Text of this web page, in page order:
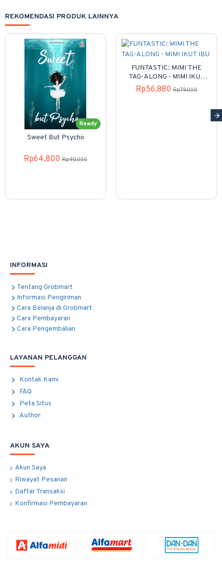
REKOMENDASI PRODUK LAINNYA
Ready
Sweet But Psycho
Rp64,800 Rp90,000
FUNTASTIC: MIMI THE
TAG-ALONG - MIMI IKUT
IBU
Rp56,880 Rp79,000
INFORMASI
Tentang Grobmart
Informasi Pengiriman
Cara Belanja di Grobmart
Cara Pembayaran
Cara Pengembalian
LAYANAN PELANGGAN
Kontak Kami
FAQ
Peta Situs
Author
AKUN SAYA
Akun Saya
Riwayat Pesanan
Daftar Transaksi
Konfirmasi Pembayaran